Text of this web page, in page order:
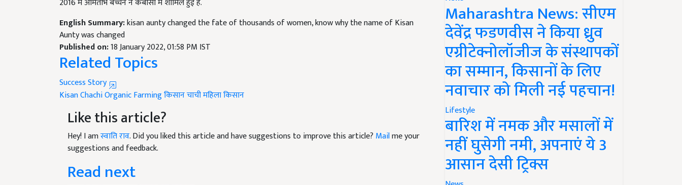
kisan aunty changed the fate of thousands of women, know why the name of Kisan
Aunty was changed
Published on:18 January 2022, 01:58 PM IST
Related Topics
Success Story
Kisan ChachiOrganic Farming
Like this article?
Hey! I amस्वाति राव. Did you liked this article and have suggestions to improve this article?
suggestions and feedback.
Read next
Maharashtra News: सीएम
देवेंद्र फडणवीस ने किया ध्रुव
एग्रीटेक्नोलॉजीज के संस्थापकों
का सम्मान, किसानों के लिए
नवाचार को मिली नई पहचान!
Lifestyle
बारिश में नमक और मसालों में
नहीं घुसेगी नमी, अपनाएं ये 3
आसान देसी ट्रिक्स